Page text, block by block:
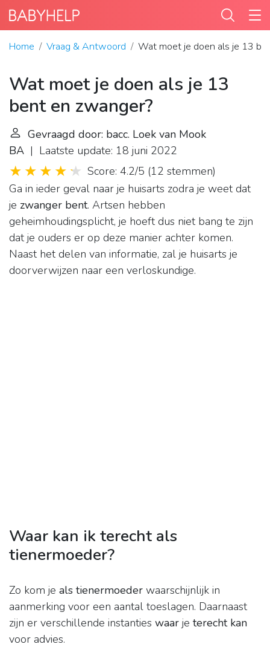
Home Vraag & Antwoord Wat moet je doen als je 13
Wat moet je doen als je 13
bent en zwanger?
Gevraagd door: bacc. Loek van Mook
BA | Laatste update: 18 juni 2022
Score: 4.2/5 (12 stemmen)
Ga in ieder geval naar je huisarts zodra je weet dat
je zwanger bent. Artsen hebben
geheimhoudingsplicht, je hoeft dus niet bang te zijn
dat je ouders er op deze manier achter komen.
Naast het delen van informatie, zal je huisarts je
doorverwijzen naar een verloskundige.
Waar kan ik terecht als
tienermoeder?
Zo kom je als tienermoeder waarschijnlijk in
aanmerking voor een aantal toeslagen. Daarnaast
zijn er verschillende instanties waar je terecht kan
voor advies.